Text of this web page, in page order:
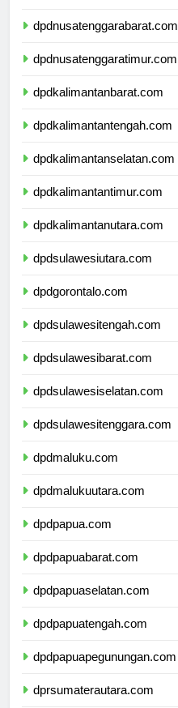
dpdnusatenggarabarat.com
dpdnusatenggaratimur.com
dpdkalimantanbarat.com
dpdkalimantantengah.com
dpdkalimantanselatan.com
dpdkalimantantimur.com
dpdkalimantanutara.com
dpdsulawesiutara.com
dpdgorontalo.com
dpdsulawesitengah.com
dpdsulawesibarat.com
dpdsulawesiselatan.com
dpdsulawesitenggara.com
dpdmaluku.com
dpdmalukuutara.com
dpdpapua.com
dpdpapuabarat.com
dpdpapuaselatan.com
dpdpapuatengah.com
dpdpapuapegunungan.com
dprsumaterautara.com